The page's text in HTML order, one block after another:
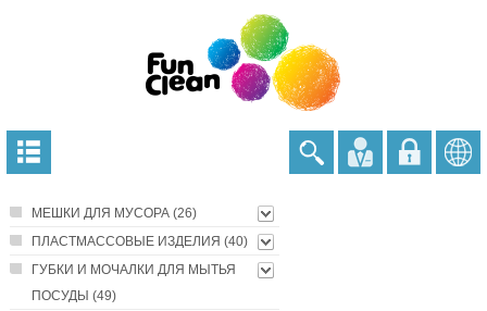
МЕШКИ ДЛЯ МУСОРА (26)
ПЛАСТМАССОВЫЕ ИЗДЕЛИЯ (40)
ГУБКИ И МОЧАЛКИ ДЛЯ МЫТЬЯ
ПОСУДЫ (49)